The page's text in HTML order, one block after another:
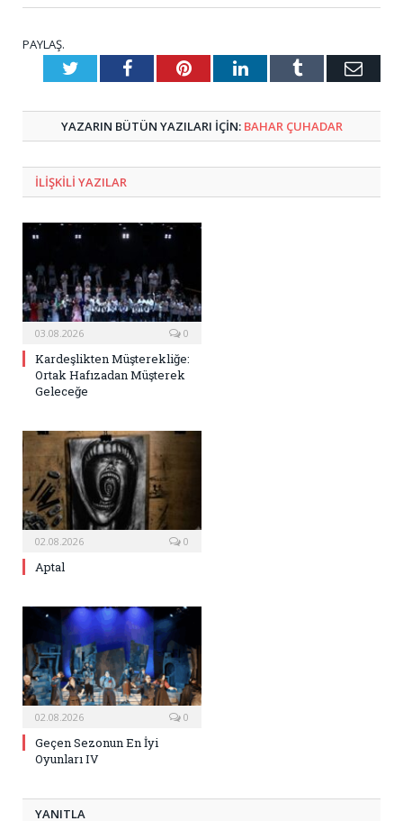
PAYLAŞ.
TwitterFacebookPinterestLinkedInTumblr E-
YAZARIN BÜTÜN YAZILARI IÇIN: BAHAR ÇUHADAR
ILIŞKILI YAZILAR
03.08.2026 0
Kardeşlikten Müşterekliğe:
Ortak Hafızadan Müşterek
Geleceğe
02.08.2026 0
Aptal
02.08.2026 0
Geçen Sezonun En İyi
Oyunları IV
YANITLA